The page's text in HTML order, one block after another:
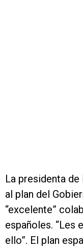
La presidenta
al plan del
“excelente”
españoles. “Les
ello”. El plan